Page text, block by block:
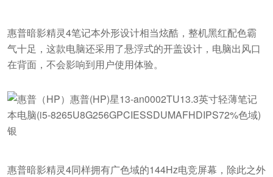
惠普暗影精灵4笔记本外形设计相当炫酷，整机黑红配色霸
气十足，这款电脑还采用了悬浮式的开盖设计，电脑出风口
在背面，不会影响到用户使用体验。
惠普暗影精灵4同样拥有广色域的144Hz电竞屏幕，除此之外